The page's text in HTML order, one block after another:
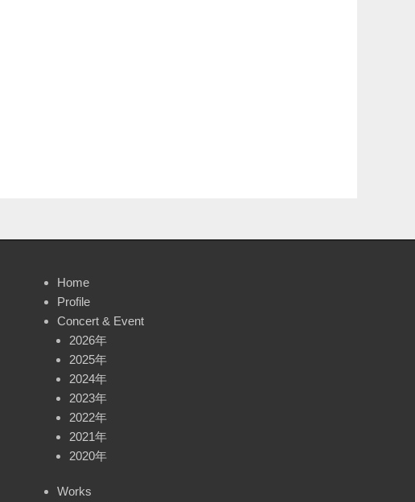
Home
Profile
Concert & Event
2026年
2025年
2024年
2023年
2022年
2021年
2020年
Works